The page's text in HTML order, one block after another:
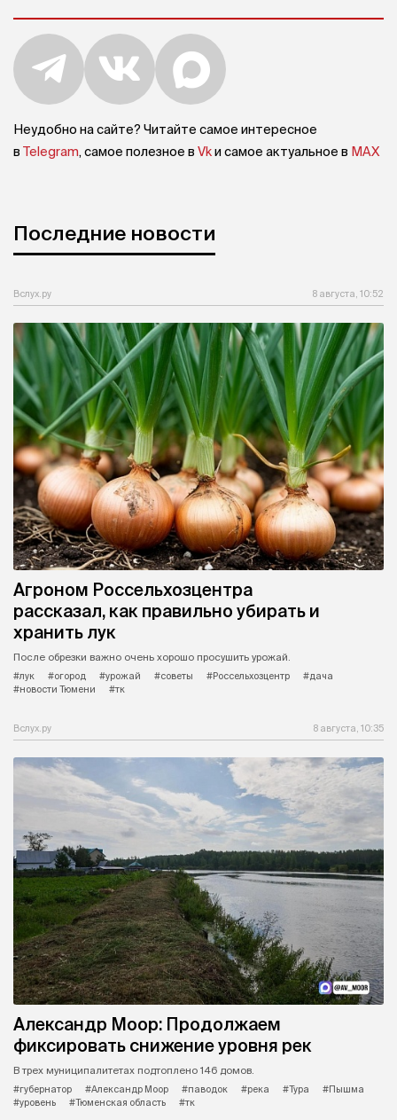
Неудобно на сайте? Читайте самое интересное
в Telegram, самое полезное в Vkи самое актуальное в MAX
Последние новости
Вслух.ру 8 августа, 10:52
Агроном Россельхозцентра
рассказал, как правильно убирать и
хранить лук
После обрезки важно очень хорошо просушить урожай.
#лук
#огород #урожай #советы #Россельхозцентр
#дача
#новости Тюмени
#тк
Вслух.ру 8 августа, 10:35
Александр Моор: Продолжаем
фиксировать снижение уровня рек
В трех муниципалитетах подтоплено 146 домов.
#губернатор
#Александр Моор #паводок #река #Тура
#Пышма
#уровень
#Тюменская область #тк